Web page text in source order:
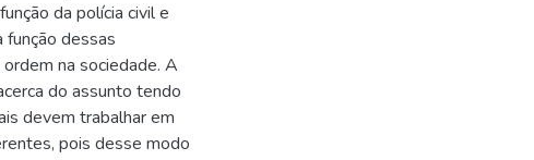
da polícia civil e
função dessas
na sociedade. A
do assunto tendo
devem trabalhar em
pois desse modo